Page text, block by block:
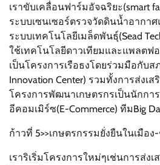
เราขับเคลื่อนฟาร์มอัจฉริยะ(smart
ระบบเซนเซอร์ตรวจวัดดินน้ำอากา
ระบบเทคโนโลยีเมล็ดพันธุ์(Sead
ใช้เทคโนโลยีดาวเทียมและแพลตฟอ
เป็นโครงการเรือธงโดยร่วมมือกับ
Innovation Center) รวมทั้งการส่ง
โครงการพัฒนาเกษตรกรเป็นนักกา
อีคอมเมิร์ซ(E-Commerce) ทีมBig
ก้าวที่ 5>>เกษตรกรรมยั่งยืนในเมือ
เราริเริ่มโครงการใหม่ๆเช่นการส่งเ